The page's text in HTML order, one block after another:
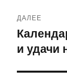
ДАЛЕЕ
Следующая
запись:
и удачи